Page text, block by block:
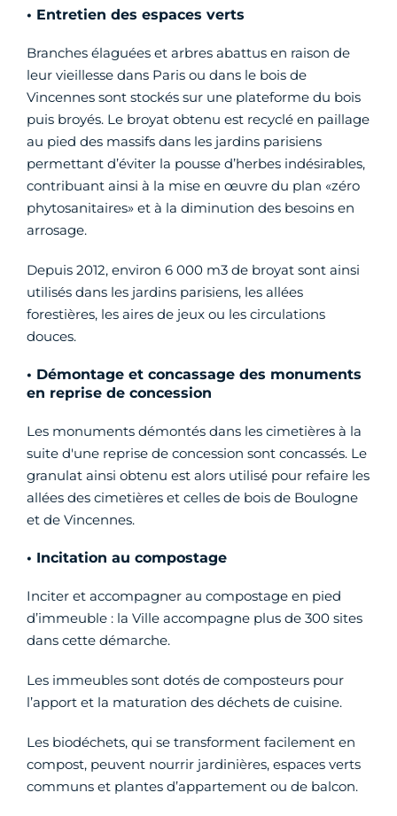
• Entretien des espaces verts
Branches élaguées et arbres abattus en raison de
leur vieillesse dans Paris ou dans le bois de
Vincennes sont stockés sur une plateforme du bois
puis broyés. Le broyat obtenu est recyclé en paillage
au pied des massifs dans les jardins parisiens
permettant d’éviter la pousse d’herbes indésirables,
contribuant ainsi à la mise en œuvre du plan «zéro
phytosanitaires» et à la diminution des besoins en
arrosage.
Depuis 2012, environ 6 000 m3 de broyat sont ainsi
utilisés dans les jardins parisiens, les allées
forestières, les aires de jeux ou les circulations
douces.
• Démontage et concassage des monuments
en reprise de concession
Les monuments démontés dans les cimetières à la
suite d'une reprise de concession sont concassés. Le
granulat ainsi obtenu est alors utilisé pour refaire les
allées des cimetières et celles de bois de Boulogne
et de Vincennes.
• Incitation au compostage
Inciter et accompagner au compostage en pied
d’immeuble : la Ville accompagne plus de 300 sites
dans cette démarche.
Les immeubles sont dotés de composteurs pour
l’apport et la maturation des déchets de cuisine.
Les biodéchets, qui se transforment facilement en
compost, peuvent nourrir jardinières, espaces verts
communs et plantes d’appartement ou de balcon.